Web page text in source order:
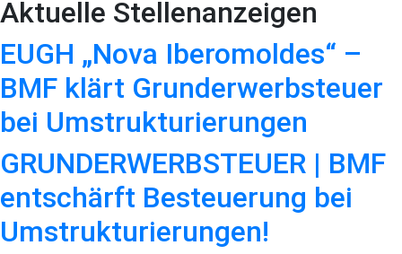
Aktuelle Stellenanzeigen
EUGH „Nova Iberomoldes“ –
BMF klärt Grunderwerbsteuer
bei Umstrukturierungen
GRUNDERWERBSTEUER | BMF
entschärft Besteuerung bei
Umstrukturierungen!